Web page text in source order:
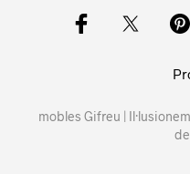
mobles Gifreu |